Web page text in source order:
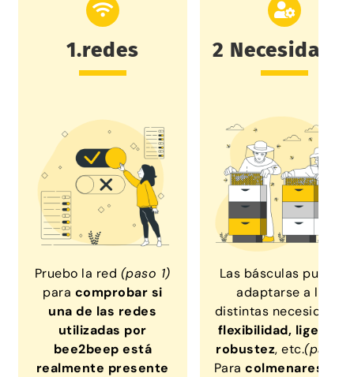
1.redes
Pruebo la red (paso 1)
para comprobar si
una de las redes
utilizadas por
bee2beep está
realmente presente
2
Las básculas pueden
adaptarse a las
distintas necesidades:
flexibilidad, ligereza,
robustez, etc.(paso2)
Paracolmenares